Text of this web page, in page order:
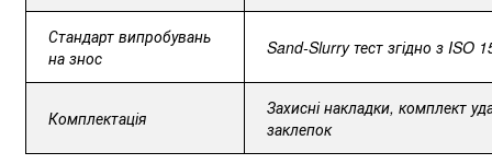
Стандарт випробувань
на знос
Sand-Slurry тест згідно з ISO
Комплектація
Захисні накладки, комплект
заклепок